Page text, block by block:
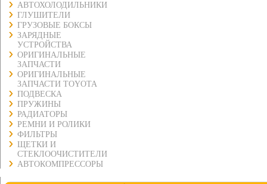
АВТОХОЛОДИЛЬНИКИ
ГЛУШИТЕЛИ
ГРУЗОВЫЕ БОКСЫ
ЗАРЯДНЫЕ
УСТРОЙСТВА
ОРИГИНАЛЬНЫЕ
ЗАПЧАСТИ
ОРИГИНАЛЬНЫЕ
ЗАПЧАСТИ TOYOTA
ПОДВЕСКА
ПРУЖИНЫ
РАДИАТОРЫ
РЕМНИ И РОЛИКИ
ФИЛЬТРЫ
ЩЕТКИ И
СТЕКЛООЧИСТИТЕЛИ
АВТОКОМПРЕССОРЫ